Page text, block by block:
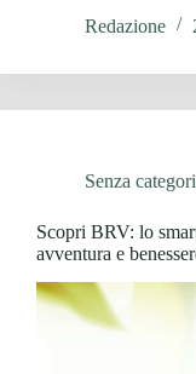
Redazione
Senza
Scopri BRV: lo
avventura e